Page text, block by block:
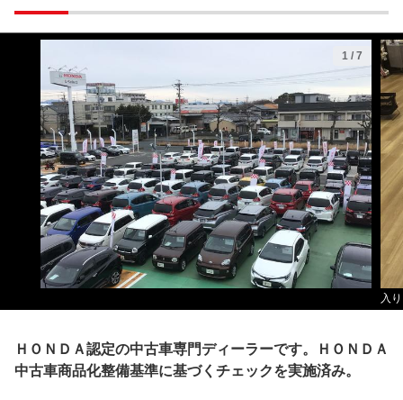
1 / 7
入
ＨＯＮＤＡ認定の中古車専門ディーラーです。ＨＯＮＤＡ
中古車商品化整備基準に基づくチェックを実施済み。